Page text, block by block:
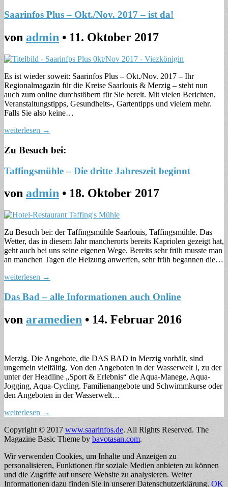
Saarinfos Plus – Okt./Nov. 2017 – ist da!
von admin • 11. Oktober 2017
Es ist wieder soweit: Saarinfos Plus – Okt./Nov. 2017 – Ihr
Regionalmagazin für die Kreise Saarlouis & Merzig – steht nun
auch zum online durchstöbern für Sie bereit. Mit vielen Berichten,
Veranstaltungstipps, Gesundheits-, Gartentipps und vielem mehr.
Falls Sie also keine…
weiterlesen →
Zu Besuch bei:
Taffingsmühle – Die dritte Jahreszeit beginnt
von admin • 18. Oktober 2017
Zu Besuch bei: der Taffingsmühle Saarlouis, Taffingsmühle. Das
Wetter, das in diesem Jahr mancherorts bereits Kapriolen gezeigt hat,
geht auch bei uns seine eigenen Wege. Bereits sehr früh musste man
an manchen Tagen die Heizung anwerfen, sehr früh begannen die…
weiterlesen →
Das Bad – alle Informationen auch Online
von aramedien • 14. Februar 2016
Merzig. Die Angebote, die DAS BAD in Merzig vorhält, sind
ungemein vielfältig. Von den Angeboten in der Wasserwelt I, zu der
unter der Headline „Sport & Erlebnis“ die Aqua-Manege, Aqua-
Jogging, Aqua-Cycling. Familienangebote und Schwimmkurse oder
den Angeboten in der Wasserwelt…
weiterlesen →
Copyright © 2017 www.saarinfos.de. All Rights Reserved. The
Magazine Basic Theme by bavotasan.com.
Wir verwenden Cookies, um Inhalte und Anzeigen zu
personalisieren, Funktionen für soziale Medien anbieten zu können
und die Zugriffe auf unsere Website zu analysieren. Weiter
Informationen dazu finden Sie in unserer Datenschutzerklärung. OK